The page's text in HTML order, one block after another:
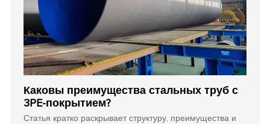
Каковы преимущества стальных труб с
3PE-покрытием?
Статья кратко раскрывает структуру, преимущества и